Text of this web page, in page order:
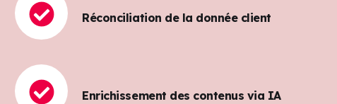
Réconciliation de la donnée client
Enrichissement des contenus via IA